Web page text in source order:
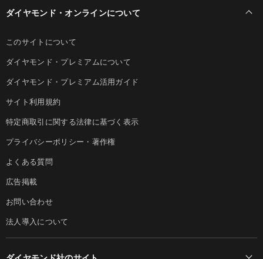
ダイヤモンド・オンラインについて
このサイトについて
ダイヤモンド・プレミアムについて
ダイヤモンド・プレミアム活用ガイド
サイト利用規約
特定商取引に関する法律に基づく表示
プライバシーポリシー・著作権
よくある質問
広告掲載
お問い合わせ
法人導入について